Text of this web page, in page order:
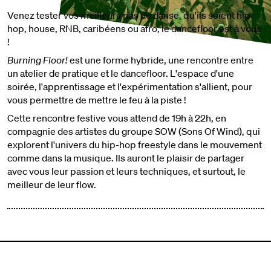
Venez tester vos meilleurs pas de danse, qu'ils soient hip-
hop, house, RNB, caribéens ou afro, le dancefloor est à vous
!
Burning Floor!est une forme hybride, une rencontre entre
un atelier de pratique et le dancefloor. L'espace d'une
soirée, l'apprentissage et l'expérimentation s'allient, pour
vous permettre de mettre le feu à la piste !
Cette rencontre festive vous attend de 19h à 22h, en
compagnie des artistes du groupe SOW (Sons Of Wind), qui
explorent l'univers du hip-hop freestyle dans le mouvement
comme dans la musique. Ils auront le plaisir de partager
avec vous leur passion et leurs techniques, et surtout, le
meilleur de leur flow.